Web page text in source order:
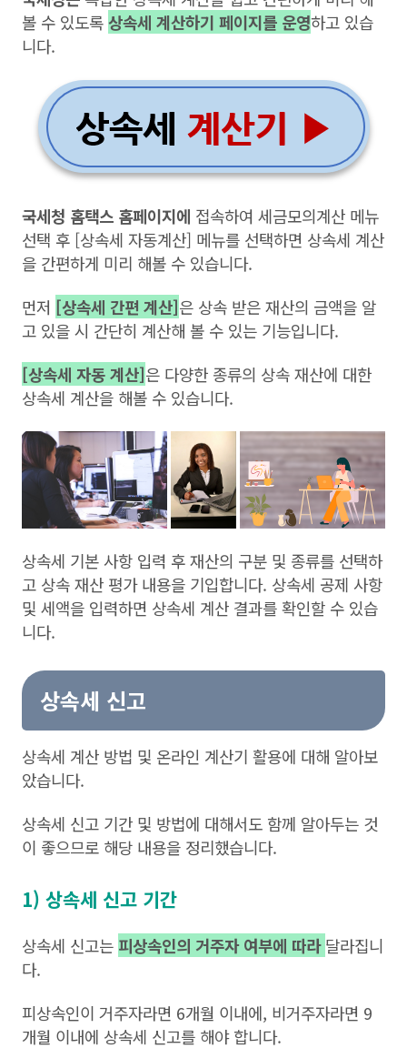
볼 수 있도록상속세 계산하기 페이지를 운영하고 있습
니다.
국세청 홈택스 홈페이지에 접속하여 세금모의계산 메뉴
선택 후 [상속세 자동계산] 메뉴를 선택하면 상속세 계산
을 간편하게 미리 해볼 수 있습니다.
먼저 [상속세 간편 계산]은 상속 받은 재산의 금액을 알
고 있을 시 간단히 계산해 볼 수 있는 기능입니다.
[상속세 자동 계산]은 다양한 종류의 상속 재산에 대한
상속세 계산을 해볼 수 있습니다.
상속세 기본 사항 입력 후 재산의 구분 및 종류를 선택하
고 상속 재산 평가 내용을 기입합니다. 상속세 공제 사항
및 세액을 입력하면 상속세 계산 결과를 확인할 수 있습
니다.
상속세 신고
상속세 계산 방법 및 온라인 계산기 활용에 대해 알아보
았습니다.
상속세 신고 기간 및 방법에 대해서도 함께 알아두는 것
이 좋으므로 해당 내용을 정리했습니다.
1) 상속세 신고 기간
상속세 신고는 피상속인의 거주자 여부에 따라 달라집니
다.
피상속인이 거주자라면 6개월 이내에, 비거주자라면 9
개월 이내에 상속세 신고를 해야 합니다.